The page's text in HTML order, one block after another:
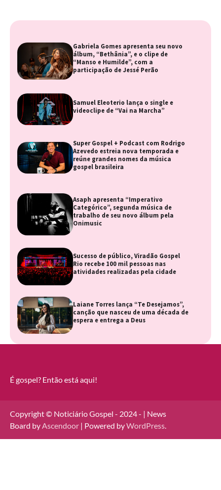
Gabriela Gomes apresenta seu novo
álbum, “Bethânia”, e o clipe de
“Manso e Humilde”, com a
participação de Jessé Perão
Samuel Eleoterio lança o single e
videoclipe de “Vai na Marcha”
Super Gospel + Podcast com Rodrigo
Azevedo estreia nova temporada e
reúne grandes nomes da música
gospel brasileira
Asaph apresenta “Imperativo
Categórico”, segunda música de
trabalho de seu novo álbum pela
Onimusic
Sucesso de público, Viradão Gospel
Rio recebe 100 mil pessoas nas
atividades realizadas pela cidade
Laiane Torres lança “Te Desejamos”,
canção que nasceu de uma década de
espera e entrega a Deus
É gospel? Então está aqui!
Copyright © Noticiário Gospel - 2024 - | News
Board byAscendoor | Powered byWordPress.